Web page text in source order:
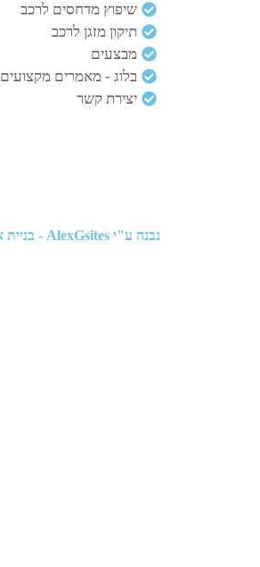
שיפוץ מדחסים לרכב
תיקון מזגן לרכב
מבצעים
בלוג - מאמרים מקצועים
יצירת קשר
נבנה ע"י AlexGsites - בניית אתרים